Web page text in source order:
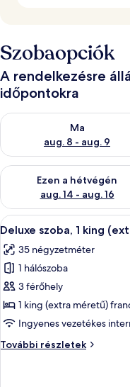
Szobaopciók
A rendelkezésre
időpontokra
Ma
aug. 8 - aug. 9
A ma esti rendelkezésre
Ezen a hétvégén
aug. 14 - aug. 16
A mostani hétvégi
A
következő
szoba
összes
képének
megtekintése:
Deluxe
1
8
Deluxe szoba, 1 king
35 négyzetméter
1 hálószoba
3 férőhely
1 king (extra méretű)
Ingyenes vezetékes
További részletek
Deluxe